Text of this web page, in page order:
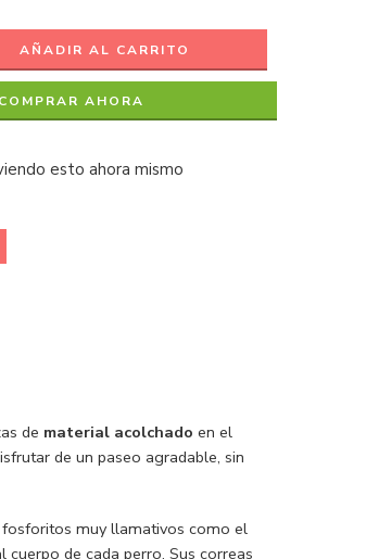
AÑADIR AL CARRITO
COMPRAR AHORA
esto ahora mismo
de material acolchado en el
de un paseo agradable, sin
muy llamativos como el
de cada perro. Sus correas